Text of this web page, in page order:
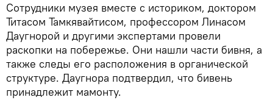
Сотрудники музея вместе с историком, доктором
Титасом Тамкявайтисом, профессором Линасом
Даугнорой и другими экспертами провели
раскопки на побережье. Они нашли части бивня, а
также следы его расположения в органической
структуре. Даугнора подтвердил, что бивень
принадлежит мамонту.